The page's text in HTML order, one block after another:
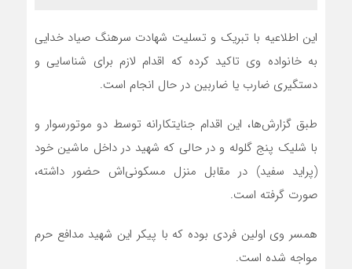
این اطلاعیه با تبریک و تسلیت شهادت سرهنگ صیاد خدایی
به خانواده وی تاکید کرده که اقدام لازم برای شناسایی و
دستگیری ضارب یا ضاربین در حال انجام است.
طبق گزارش‌ها، این اقدام جنایتکارانه توسط دو موتورسوار و
با شلیک پنج گلوله و در حالی که شهید در داخل ماشین خود
(پراید سفید) در مقابل منزل مسکونی‌اش حضور داشته،
صورت گرفته است.
همسر وی اولین فردی بوده که با پیکر این شهید مدافع حرم
مواجه شده است.